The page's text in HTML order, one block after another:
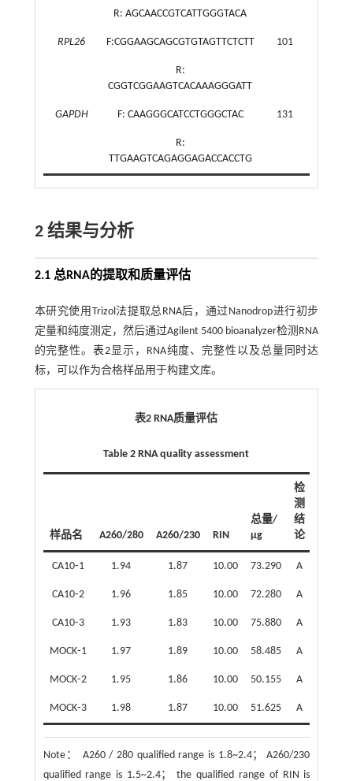
R: AGCAACCGTCATTGGGTACA
RPL26 F:CGGAAGCAGCGTGTAGTTCTCTT 101
R:
CGGTCGGAAGTCACAAAGGGATT
GAPDH F: CAAGGGCATCCTGGGCTAC 131
R:
TTGAAGTCAGAGGAGACCACCTG
2 结果与分析
2.1 总RNA的提取和质量评估
本研究使用Trizol法提取总RNA后，通过Nanodrop进行初步
定量和纯度测定，然后通过Agilent 5400 bioanalyzer检测RNA
的完整性。表2显示，RNA纯度、完整性以及总量同时达
标，可以作为合格样品用于构建文库。
表2 RNA质量评估
Table 2 RNA quality assessment
样品名 A260/280 A260/230 RIN
总量/
μg
检
测
结
论
CA10⁃1 1.94 1.87 10.00 73.290 A
CA10⁃2 1.96 1.85 10.00 72.280 A
CA10⁃3 1.93 1.83 10.00 75.880 A
MOCK⁃1 1.97 1.89 10.00 58.485 A
MOCK⁃2 1.95 1.86 10.00 50.155 A
MOCK⁃3 1.98 1.87 10.00 51.625 A
Note：
A260 / 280 qualified range is 1.8~2.4； A260/230
qualified range is 1.5~2.4； the qualified range of RIN is